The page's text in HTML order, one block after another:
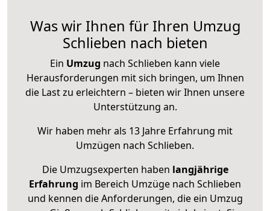
Was wir Ihnen für Ihren Umzug
Schlieben nach bieten
Ein Umzug nach Schlieben kann viele
Herausforderungen mit sich bringen, um Ihnen
die Last zu erleichtern – bieten wir Ihnen unsere
Unterstützung an.
Wir haben mehr als 13 Jahre Erfahrung mit
Umzügen nach Schlieben.
Die Umzugsexperten haben langjährige
Erfahrung im Bereich Umzüge nach Schlieben
und kennen die Anforderungen, die ein Umzug